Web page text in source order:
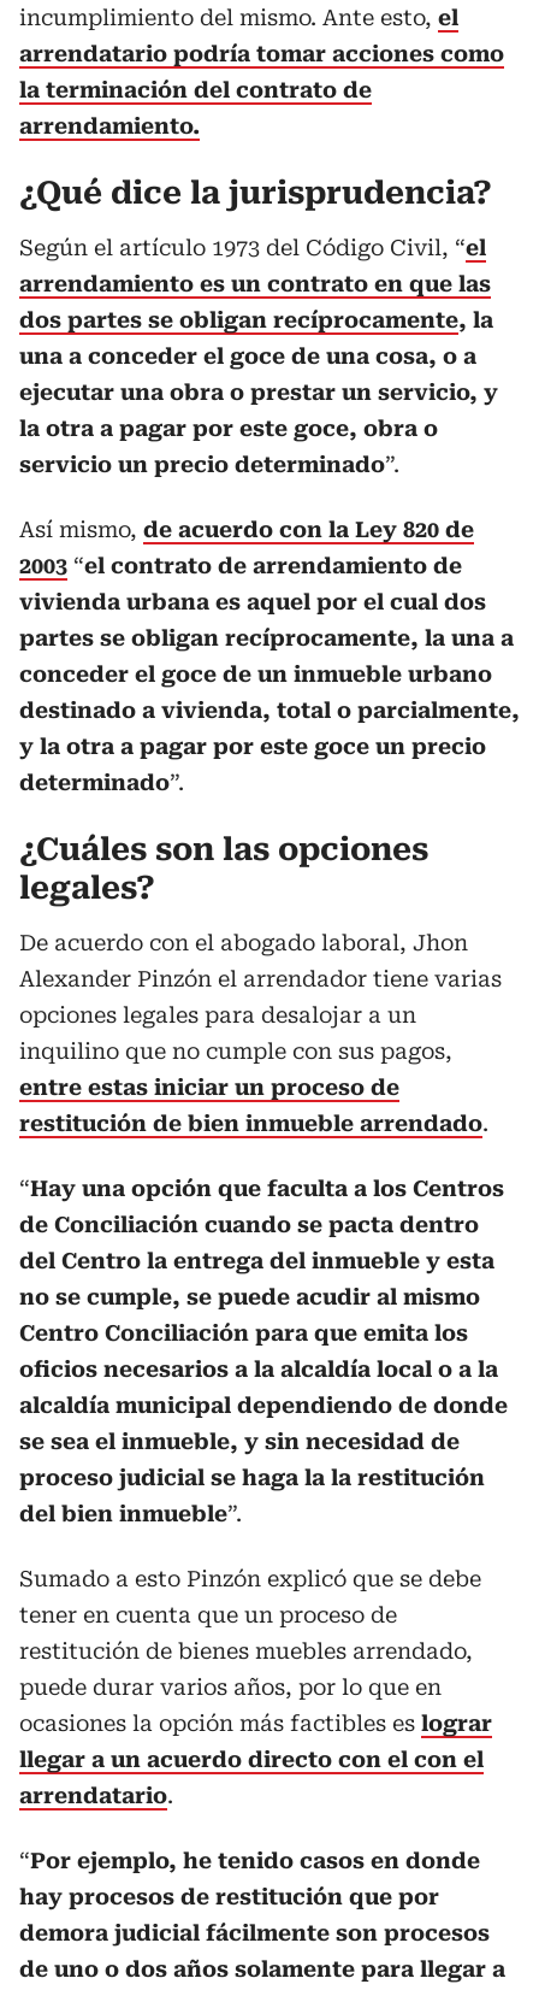
incumplimiento del mismo. Ante esto, el
arrendatario podría tomar acciones como
la terminación del contrato de
arrendamiento.
¿Qué dice la jurisprudencia?
Según el artículo 1973 del Código Civil, “el
arrendamiento es un contrato en que las
dos partes se obligan recíprocamente, la
una a conceder el goce de una cosa, o a
ejecutar una obra o prestar un servicio, y
la otra a pagar por este goce, obra o
servicio un precio determinado”.
Así mismo, de acuerdo con la Ley 820 de
2003 “el contrato de arrendamiento de
vivienda urbana es aquel por el cual dos
partes se obligan recíprocamente, la una a
conceder el goce de un inmueble urbano
destinado a vivienda, total o parcialmente,
y la otra a pagar por este goce un precio
determinado”.
¿Cuáles son las opciones
legales?
De acuerdo con el abogado laboral, Jhon
Alexander Pinzón el arrendador tiene varias
opciones legales para desalojar a un
inquilino que no cumple con sus pagos,
entre estas iniciar un proceso de
restitución de bien inmueble arrendado.
“Hay una opción que faculta a los Centros
de Conciliación cuando se pacta dentro
del Centro la entrega del inmueble y esta
no se cumple, se puede acudir al mismo
Centro Conciliación para que emita los
oficios necesarios a la alcaldía local o a la
alcaldía municipal dependiendo de donde
se sea el inmueble, y sin necesidad de
proceso judicial se haga la la restitución
del bien inmueble”.
Sumado a esto Pinzón explicó que se debe
tener en cuenta que un proceso de
restitución de bienes muebles arrendado,
puede durar varios años, por lo que en
ocasiones la opción más factibles es lograr
llegar a un acuerdo directo con el con el
arrendatario.
“Por ejemplo, he tenido casos en donde
hay procesos de restitución que por
demora judicial fácilmente son procesos
de uno o dos años solamente para llegar a